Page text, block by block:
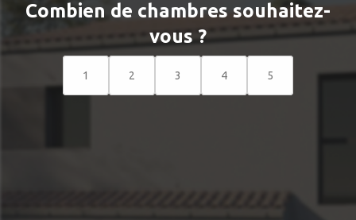
Combien de chambres souhaitez-
vous ?
1 2 3 4 5